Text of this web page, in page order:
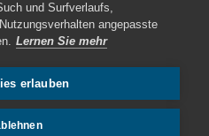
und Surfverlaufs,
angepasste
Lernen Sie mehr
erlauben